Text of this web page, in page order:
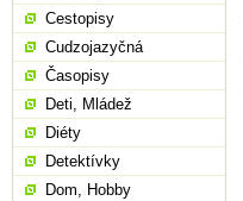
Cestopisy
Cudzojazyčná
Časopisy
Deti, Mládež
Diéty
Detektívky
Dom, Hobby